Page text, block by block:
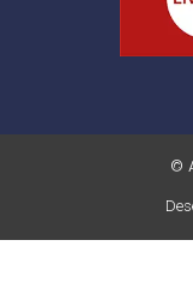
©